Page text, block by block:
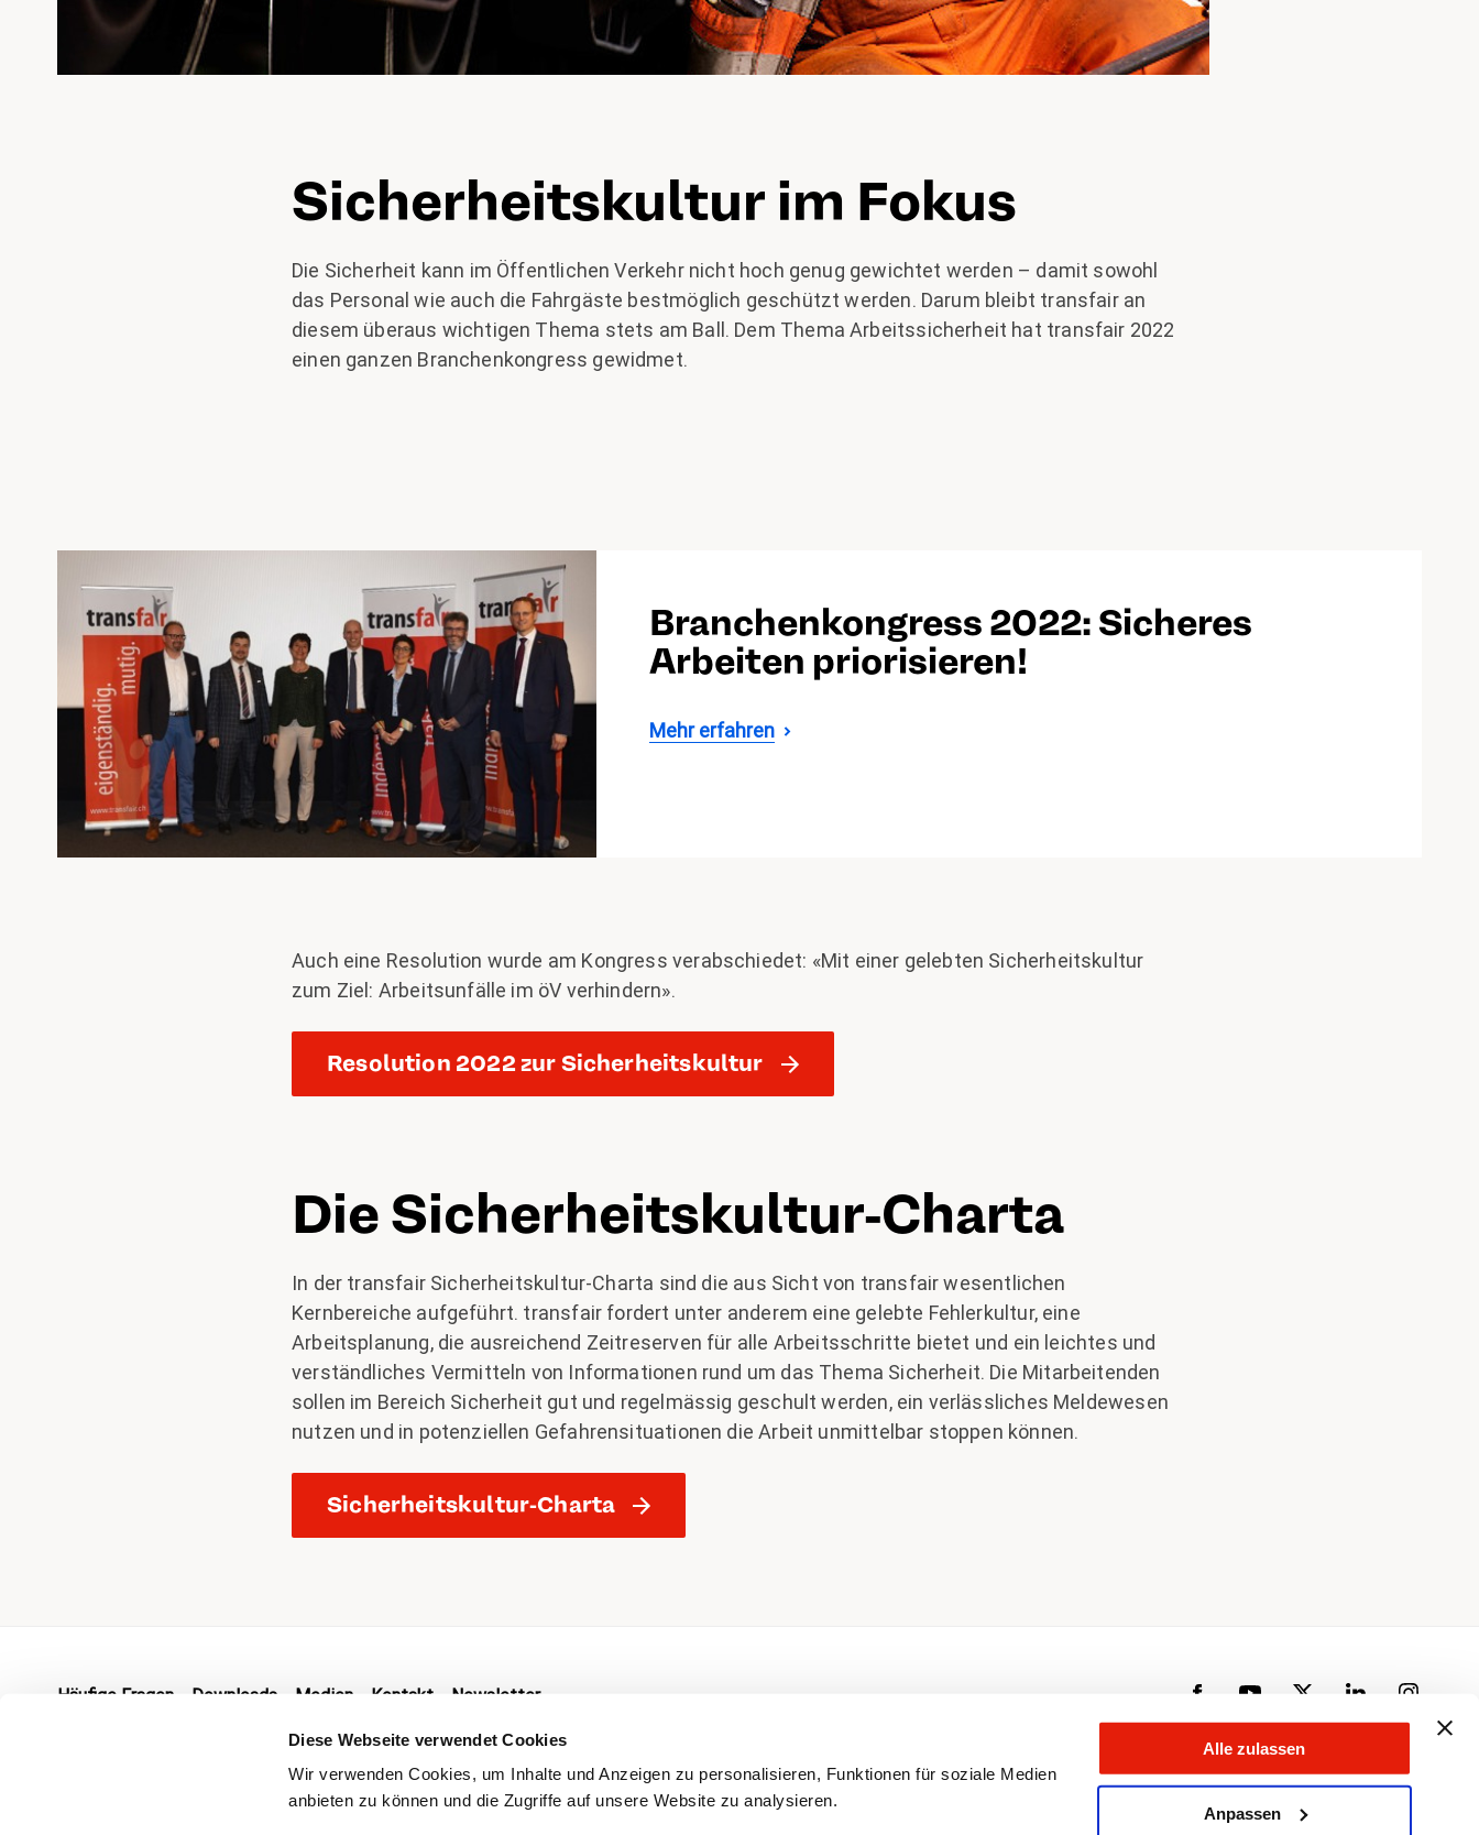
Diese Webseite verwendet Cookies
Wir verwenden Cookies, um Inhalte und Anzeigen zu personalisieren, Funktionen für soziale Medien
anbieten zu können und die Zugriffe auf unsere Website zu analysieren.
Alle zulassen
Anpassen
Sicherheitskultur im Fokus
Die Sicherheit kann im Öffentlichen Verkehr nicht hoch genug gewichtet werden – damit sowohl
das Personal wie auch die Fahrgäste bestmöglich geschützt werden. Darum bleibt transfair an
diesem überaus wichtigen Thema stets am Ball. Dem Thema Arbeitssicherheit hat transfair 2022
einen ganzen Branchenkongress gewidmet.
Branchenkongress 2022: Sicheres
Arbeiten priorisieren!
Mehr erfahren
Auch eine Resolution wurde am Kongress verabschiedet: «Mit einer gelebten Sicherheitskultur
zum Ziel: Arbeitsunfälle im öV verhindern».
Resolution 2022 zur Sicherheitskultur
Die Sicherheitskultur-Charta
In der transfair Sicherheitskultur-Charta sind die aus Sicht von transfair wesentlichen
Kernbereiche aufgeführt. transfair fordert unter anderem eine gelebte Fehlerkultur, eine
Arbeitsplanung, die ausreichend Zeitreserven für alle Arbeitsschritte bietet und ein leichtes und
verständliches Vermitteln von Informationen rund um das Thema Sicherheit. Die Mitarbeitenden
sollen im Bereich Sicherheit gut und regelmässig geschult werden, ein verlässliches Meldewesen
nutzen und in potenziellen Gefahrensituationen die Arbeit unmittelbar stoppen können.
Sicherheitskultur-Charta
Footer
Häufige Fragen Downloads Medien Kontakt Newsletter
Impressum